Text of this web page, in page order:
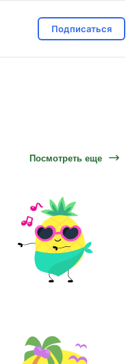
Подписаться
Посмотреть еще